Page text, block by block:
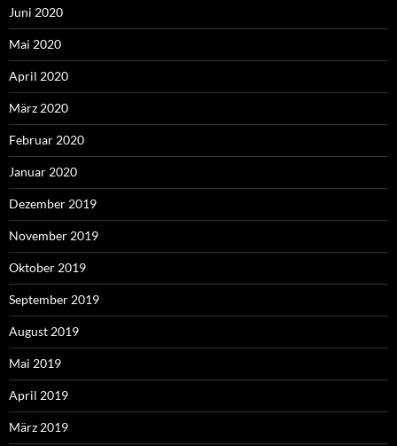
Juni 2020
Mai 2020
April 2020
März 2020
Februar 2020
Januar 2020
Dezember 2019
November 2019
Oktober 2019
September 2019
August 2019
Mai 2019
April 2019
März 2019